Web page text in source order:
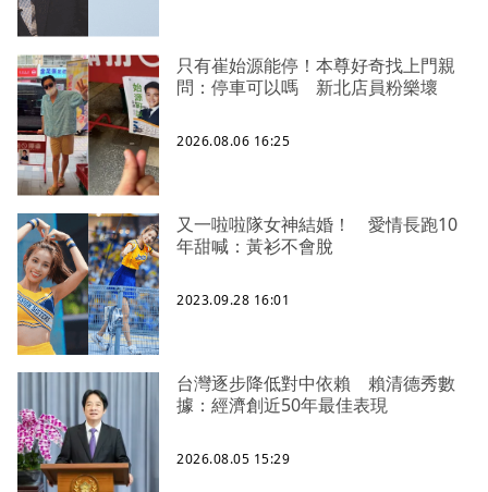
只有崔始源能停！本尊好奇找上門親
問：停車可以嗎 新北店員粉樂壞
2026.08.06 16:25
又一啦啦隊女神結婚！ 愛情長跑10
年甜喊：黃衫不會脫
2023.09.28 16:01
台灣逐步降低對中依賴 賴清德秀數
據：經濟創近50年最佳表現
2026.08.05 15:29